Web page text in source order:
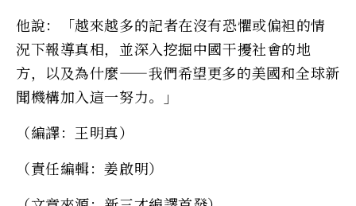
他說：「越來越多的記者在沒有恐懼或偏袒的情
況下報導真相，並深入挖掘中國干擾社會的地
方，以及為什麼——我們希望更多的美國和全球新
聞機構加入這一努力。」
（編譯：王明真）
（責任編輯：姜啟明）